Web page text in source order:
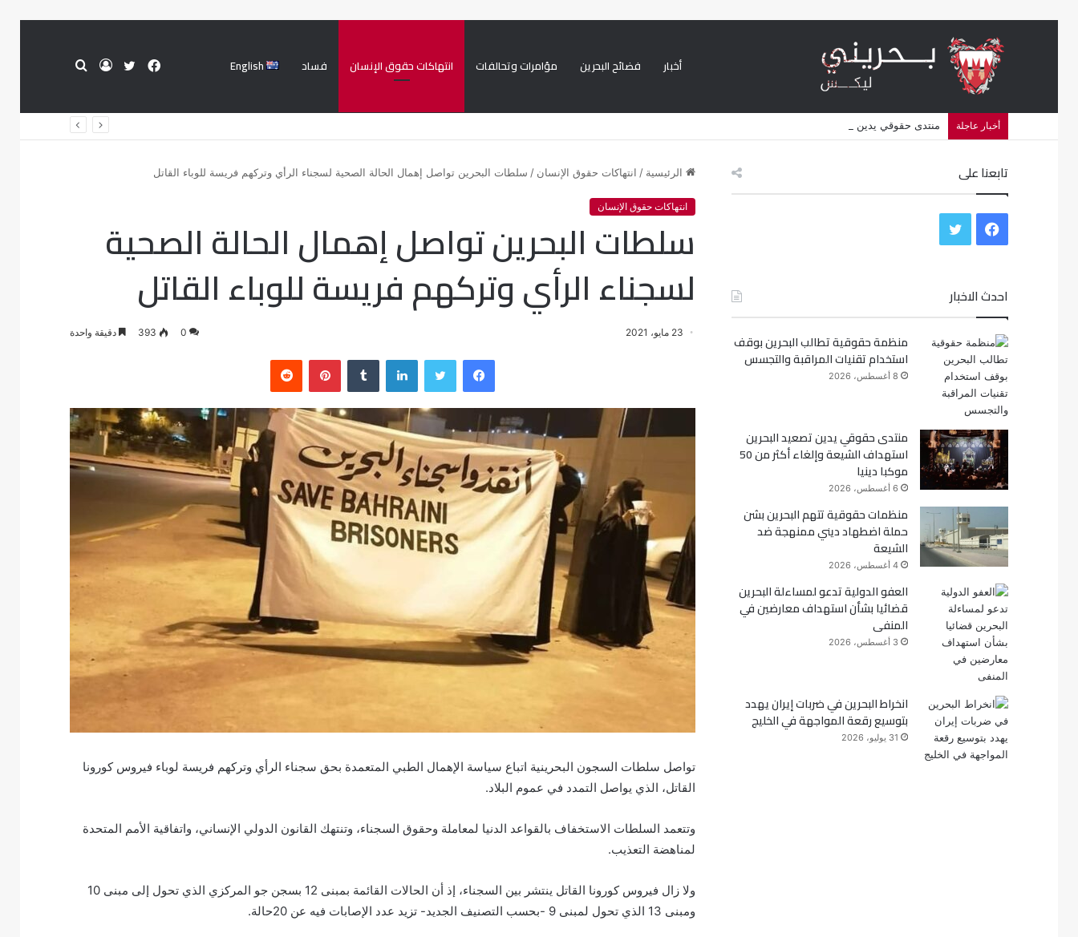
أخبار فضائح البحرين مؤامرات وتحالفات انتهاكات حقوق الإنسان فساد English بحثتسجيل تويتر
فيسبوك
أخبار عاجلة منتدى حقوقي يدين تصعيد البحرين استهداف الشيعة وإلغاء أكثر من 50 موكبا دينيا
الرئيسية / انتهاكات حقوق الإنسان / سلطات البحرين تواصل إهمال الحالة الصحية لسجناء الرأي وتركهم فريسة للوباء القاتل
انتهاكات حقوق الإنسان
سلطات البحرين تواصل إهمال الحالة الصحية
لسجناء الرأي وتركهم فريسة للوباء القاتل
23 مايو، 2021 0
393 دقيقة واحدة
فيسبوك لينكدإن بينتيريست
تواصل سلطات السجون البحرينية اتباع سياسة الإهمال الطبي المتعمدة بحق سجناء الرأي وتركهم فريسة لوباء فيروس كورونا
القاتل، الذي يواصل التمدد في عموم البلاد.
وتتعمد السلطات الاستخفاف بالقواعد الدنيا لمعاملة وحقوق السجناء، وتنتهك القانون الدولي الإنساني، واتفاقية الأمم المتحدة
لمناهضة التعذيب.
ولا زال فيروس كورونا القاتل ينتشر بين السجناء، إذ أن الحالات القائمة بمبنى 12 بسجن جو المركزي الذي تحول إلى مبنى 10
ومبنى 13 الذي تحول لمبنى 9 -بحسب التصنيف الجديد- تزيد عدد الإصابات فيه عن 20حالة.
تابعنا على
س
و
ك
ر
احدث الاخبار
منظمة حقوقية تطالب البحرين بوقف
استخدام تقنيات المراقبة والتجسس
8 أغسطس، 2026
منتدى حقوقي يدين تصعيد البحرين
استهداف الشيعة وإلغاء أكثر من 50
موكبا دينيا
6 أغسطس، 2026
منظمات حقوقية تتهم البحرين بشن
حملة اضطهاد ديني ممنهجة ضد
الشيعة
4 أغسطس، 2026
العفو الدولية تدعو لمساءلة البحرين
قضائيا بشأن استهداف معارضين في
المنفى
3 أغسطس، 2026
انخراط البحرين في ضربات إيران يهدد
بتوسيع رقعة المواجهة في الخليج
31 يوليو، 2026